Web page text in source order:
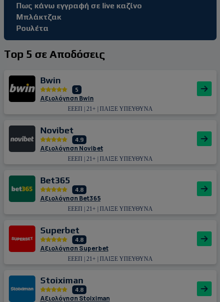
Πως κάνω εγγραφή σε live καζίνο
Μπλάκτζακ
Ρουλέτα
Top 5 σε Αποδόσεις
Bwin
5
Αξιολόγηση Bwin
ΕΕΕΠ | 21+ | ΠΑΙΞΕ ΥΠΕΥΘΥΝΑ
Novibet
4.9
Αξιολόγηση Novibet
ΕΕΕΠ | 21+ | ΠΑΙΞΕ ΥΠΕΥΘΥΝΑ
Bet365
4.8
Αξιολόγηση Bet365
ΕΕΕΠ | 21+ | ΠΑΙΞΕ ΥΠΕΥΘΥΝΑ
Superbet
4.8
Αξιολόγηση Superbet
ΕΕΕΠ | 21+ | ΠΑΙΞΕ ΥΠΕΥΘΥΝΑ
Stoiximan
4.8
Αξιολόγηση Stoiximan